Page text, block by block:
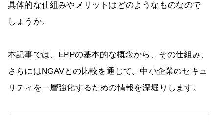
具体的な仕組みやメリットはどのようなものなので
しょうか。
本記事では、EPPの基本的な概念から、その仕組み、
さらにはNGAVとの比較を通じて、中小企業のセキュ
リティを一層強化するための情報を深堀りします。